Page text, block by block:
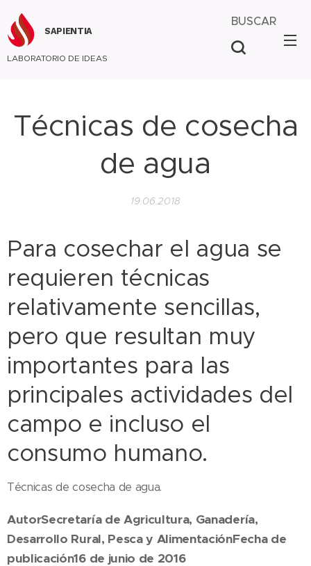
SAPIENTIA
LABORATORIO DE IDEAS
BUSCAR
Técnicas de cosecha
de agua
19.06.2018
Para cosechar el agua se
requieren técnicas
relativamente sencillas,
pero que resultan muy
importantes para las
principales actividades del
campo e incluso el
consumo humano.
Técnicas de cosecha de agua.
AutorSecretaría de Agricultura, Ganadería,
Desarrollo Rural, Pesca y AlimentaciónFecha de
publicación16 de junio de 2016